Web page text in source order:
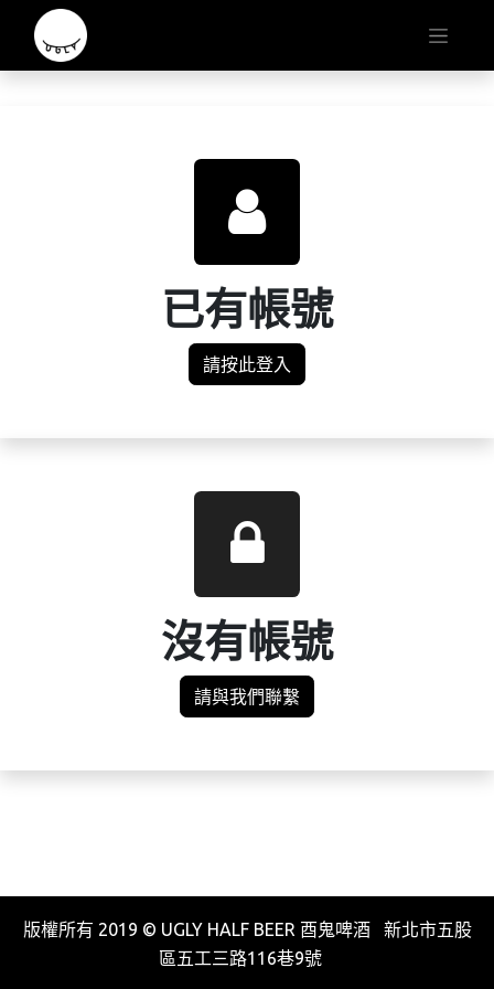
已有帳號
請按此登入
沒有帳號
請與我們聯繫
版權所有 2019 © UGLY HALF BEER 酉鬼啤酒 新北市五股
區五工三路116巷9號